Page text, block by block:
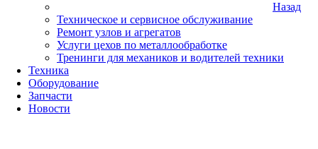
Назад
Техническое и сервисное обслуживание
Ремонт узлов и агрегатов
Услуги цехов по металлообработке
Тренинги для механиков и водителей техники
Техника
Оборудование
Запчасти
Новости